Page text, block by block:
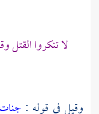
لا تنكروا
وقيل في قوله :